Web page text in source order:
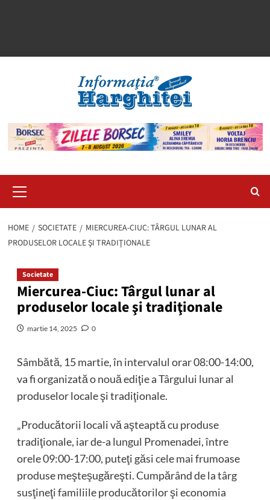
Menu
HOME SOCIETATE
MIERCUREA-CIUC: TÂRGUL LUNAR AL
PRODUSELOR LOCALE ŞI TRADIŢIONALE
Societate
Miercurea-Ciuc: Târgul lunar al
produselor locale şi tradiţionale
martie 14, 2025 0
Sâmbătă, 15 martie, în intervalul orar 08:00-14:00,
va fi organizată o nouă ediţie a Târgului lunar al
produselor locale şi tradiţionale.
„Producătorii locali vă aşteaptă cu produse
tradiţionale, iar de-a lungul Promenadei, între
orele 09:00-17:00, puteţi găsi cele mai frumoase
produse meşteşugăreşti. Cumpărând de la târg
susţineţi familiile producătorilor şi economia